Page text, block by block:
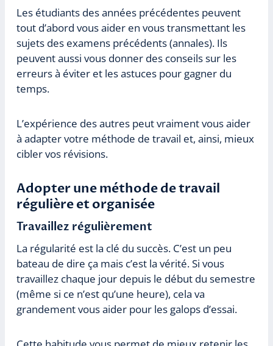
Les étudiants des années précédentes peuvent
tout d’abord vous aider en vous transmettant les
sujets des examens précédents (annales). Ils
peuvent aussi vous donner des conseils sur les
erreurs à éviter et les astuces pour gagner du
temps.
L’expérience des autres peut vraiment vous aider
à adapter votre méthode de travail et, ainsi, mieux
cibler vos révisions.
Adopter une méthode de travail
régulière et organisée
Travaillez régulièrement
La régularité est la clé du succès. C’est un peu
bateau de dire ça mais c’est la vérité. Si vous
travaillez chaque jour depuis le début du semestre
(même si ce n’est qu’une heure), cela va
grandement vous aider pour les galops d’essai.